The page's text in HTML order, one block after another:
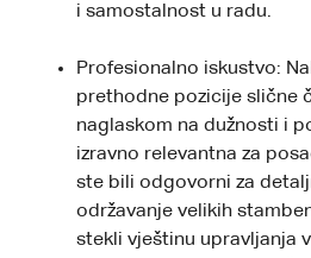
i samostalnost u radu.
Profesionalno iskustvo:
prethodne pozicije slične
naglaskom na dužnosti i
izravno relevantna za
ste bili odgovorni za
održavanje velikih
stekli vještinu upravljanja